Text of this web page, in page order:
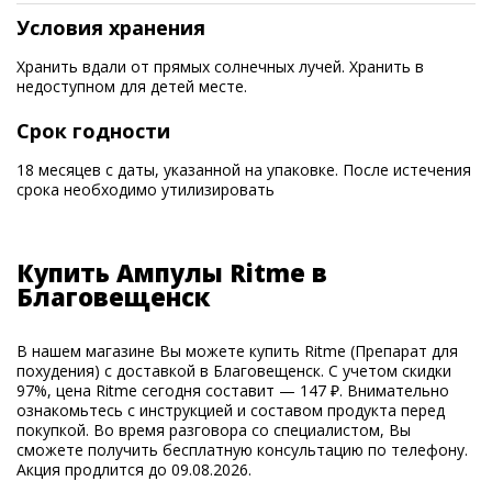
Условия хранения
Хранить вдали от прямых солнечных лучей. Хранить в
недоступном для детей месте.
Срок годности
18 месяцев с даты, указанной на упаковке. После истечения
срока необходимо утилизировать
Купить Ампулы Ritme в
Благовещенск
В нашем магазине Вы можете купить Ritme (Препарат для
похудения) с доставкой в Благовещенск. С учетом скидки
97%, цена Ritme сегодня составит — 147 ₽. Внимательно
ознакомьтесь с инструкцией и составом продукта перед
покупкой. Во время разговора со специалистом, Вы
сможете получить бесплатную консультацию по телефону.
Акция продлится до 09.08.2026.